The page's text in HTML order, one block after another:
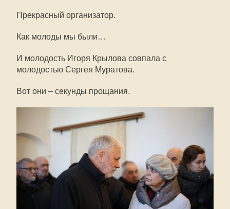
Прекрасный организатор.
Как молоды мы были…
И молодость Игоря Крылова совпала с
молодостью Сергея Муратова.
Вот они – секунды прощания.